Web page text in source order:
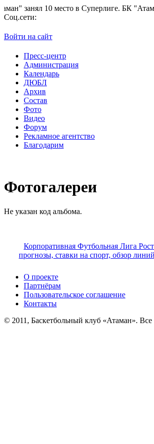
занял 10 место в Суперлиге.БК "Атаман"
Соц.сети:
Войти на сайт
Пресс-центр
Администрация
Календарь
ДЮБЛ
Архив
Состав
Фото
Видео
Форум
Рекламное агентство
Благодарим
Фотогалереи
Не указан код альбома.
Корпоративная Футбольная Лига
прогнозы, ставки на спорт, обзор
О проекте
Партнёрам
Пользовательское соглашение
Контакты
© 2011, Баскетбольный клуб «Атаман».